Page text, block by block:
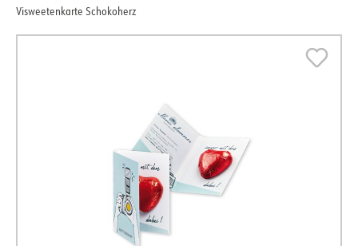
Visweetenkarte Schokoherz